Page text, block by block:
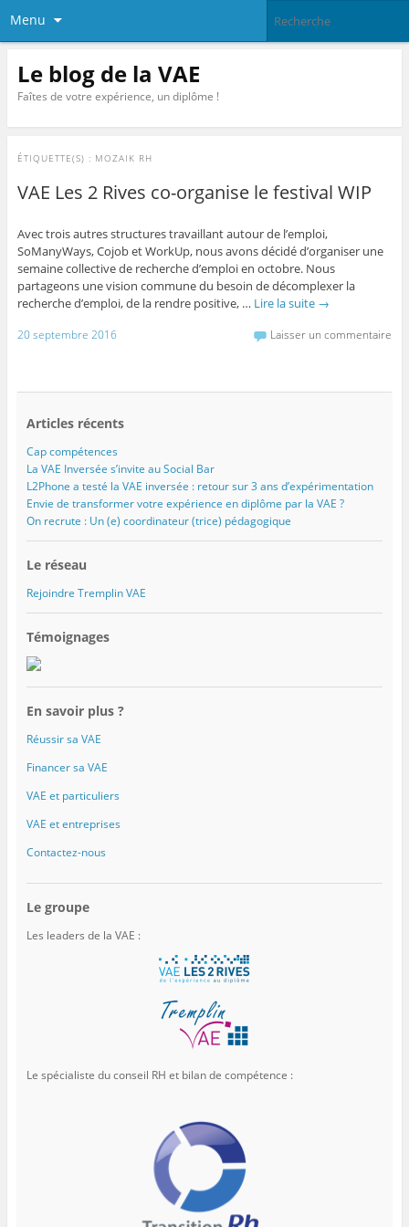
Menu
Le blog de la VAE
Faîtes de votre expérience, un diplôme !
ÉTIQUETTE(S) : MOZAIK RH
VAE Les 2 Rives co-organise le festival WIP
Avec trois autres structures travaillant autour de l’emploi,
SoManyWays, Cojob et WorkUp, nous avons décidé d’organiser une
semaine collective de recherche d’emploi en octobre. Nous
partageons une vision commune du besoin de décomplexer la
recherche d’emploi, de la rendre positive, … Lire la suite →
20 septembre 2016 Laisser un commentaire
Articles récents
Cap compétences
La VAE Inversée s’invite au Social Bar
L2Phone a testé la VAE inversée : retour sur 3 ans d’expérimentation
Envie de transformer votre expérience en diplôme par la VAE ?
On recrute : Un (e) coordinateur (trice) pédagogique
Le réseau
Rejoindre Tremplin VAE
Témoignages
En savoir plus ?
Réussir sa VAE
Financer sa VAE
VAE et particuliers
VAE et entreprises
Contactez-nous
Le groupe
Les leaders de la VAE :
Le spécialiste du conseil RH et bilan de compétence :